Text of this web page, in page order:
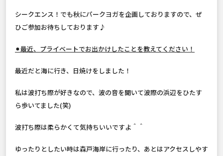
シークエンス！でも秋にパークヨガを企画しておりますので、ぜ
ひご参加お待ちしております♪
⚫︎最近、プライベートでお出かけしたことを教えてください！
最近だと海に行き、日焼けをしました！
私は波打ち際が好きなので、波の音を聞いて波際の浜辺をひたす
ら歩いてました(笑)
波打ち際は柔らかくて気持ちいいですよ＾＾
ゆったりとしたい時は森戸海岸に行ったり、あとはアクセスしやす